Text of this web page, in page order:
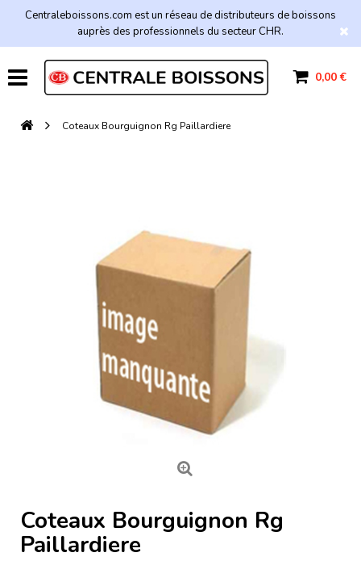
Centraleboissons.com est un réseau de distributeurs de boissons
auprès des professionnels du secteur CHR.
0,00 €
Coteaux Bourguignon Rg Paillardiere
Coteaux Bourguignon Rg
Paillardiere